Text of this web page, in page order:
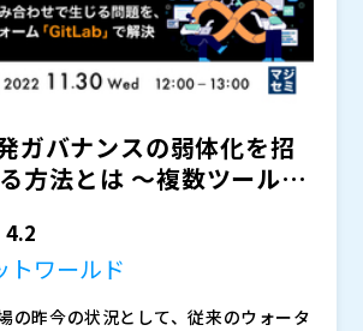
ガバナンスの弱体化を招
方法とは ～複数ツールの
4.2
トワールド
の昨今の状況として、従来のウォータ